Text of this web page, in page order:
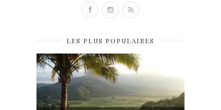
LES PLUS POPULAIRES